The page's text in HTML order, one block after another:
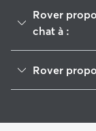
Rover
chat à :
Longuenesse
Lillers
Rover